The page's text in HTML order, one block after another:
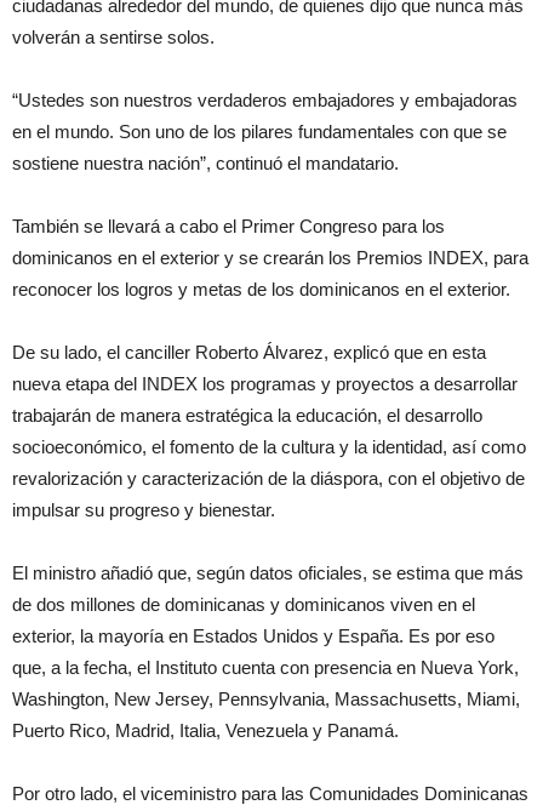
ciudadanas alrededor del mundo, de quienes dijo que nunca más
volverán a sentirse solos.
“Ustedes son nuestros verdaderos embajadores y embajadoras
en el mundo. Son uno de los pilares fundamentales con que se
sostiene nuestra nación”, continuó el mandatario.
También se llevará a cabo el Primer Congreso para los
dominicanos en el exterior y se crearán los Premios INDEX, para
reconocer los logros y metas de los dominicanos en el exterior.
De su lado, el canciller Roberto Álvarez, explicó que en esta
nueva etapa del INDEX los programas y proyectos a desarrollar
trabajarán de manera estratégica la educación, el desarrollo
socioeconómico, el fomento de la cultura y la identidad, así como
revalorización y caracterización de la diáspora, con el objetivo de
impulsar su progreso y bienestar.
El ministro añadió que, según datos oficiales, se estima que más
de dos millones de dominicanas y dominicanos viven en el
exterior, la mayoría en Estados Unidos y España. Es por eso
que, a la fecha, el Instituto cuenta con presencia en Nueva York,
Washington, New Jersey, Pennsylvania, Massachusetts, Miami,
Puerto Rico, Madrid, Italia, Venezuela y Panamá.
Por otro lado, el viceministro para las Comunidades Dominicanas